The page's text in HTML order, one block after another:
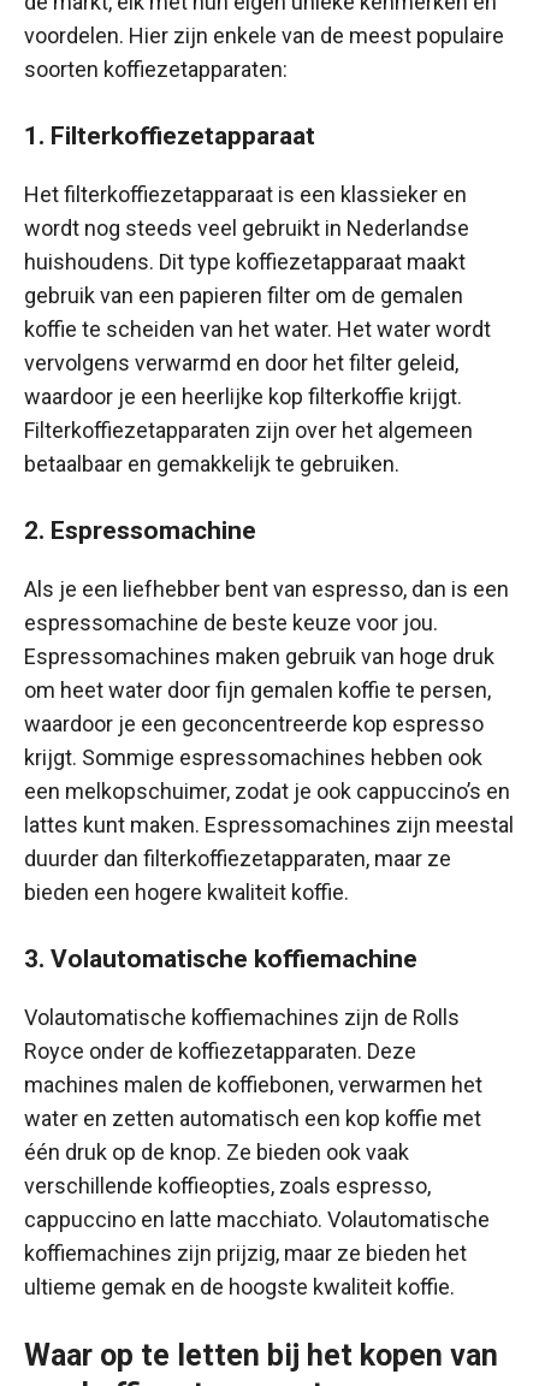
voordelen. Hier zijn enkele van de meest populaire
soorten koffiezetapparaten:
1. Filterkoffiezetapparaat
Het filterkoffiezetapparaat is een klassieker en
wordt nog steeds veel gebruikt in Nederlandse
huishoudens. Dit type koffiezetapparaat maakt
gebruik van een papieren filter om de gemalen
koffie te scheiden van het water. Het water wordt
vervolgens verwarmd en door het filter geleid,
waardoor je een heerlijke kop filterkoffie krijgt.
Filterkoffiezetapparaten zijn over het algemeen
betaalbaar en gemakkelijk te gebruiken.
2. Espressomachine
Als je een liefhebber bent van espresso, dan is een
espressomachine de beste keuze voor jou.
Espressomachines maken gebruik van hoge druk
om heet water door fijn gemalen koffie te persen,
waardoor je een geconcentreerde kop espresso
krijgt. Sommige espressomachines hebben ook
een melkopschuimer, zodat je ook cappuccino’s en
lattes kunt maken. Espressomachines zijn meestal
duurder dan filterkoffiezetapparaten, maar ze
bieden een hogere kwaliteit koffie.
3. Volautomatische koffiemachine
Volautomatische koffiemachines zijn de Rolls
Royce onder de koffiezetapparaten. Deze
machines malen de koffiebonen, verwarmen het
water en zetten automatisch een kop koffie met
één druk op de knop. Ze bieden ook vaak
verschillende koffieopties, zoals espresso,
cappuccino en latte macchiato. Volautomatische
koffiemachines zijn prijzig, maar ze bieden het
ultieme gemak en de hoogste kwaliteit koffie.
Waar op te letten bij het kopen van